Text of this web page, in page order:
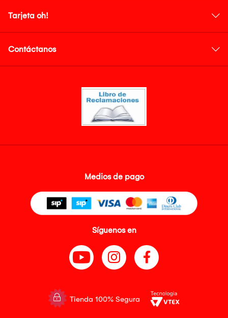
Tarjeta oh!
Contáctanos
Medios de pago
Síguenos en
Tienda 100% Segura